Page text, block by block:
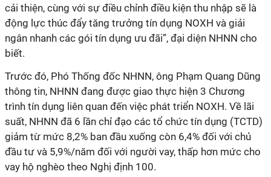
cải thiện, cùng với sự điều chỉnh điều kiện thu nhập sẽ là
động lực thúc đẩy tăng trưởng tín dụng NOXH và giải
ngân nhanh các gói tín dụng ưu đãi”, đại diện NHNN cho
biết.
Trước đó, Phó Thống đốc NHNN, ông Phạm Quang Dũng
thông tin, NHNN đang được giao thực hiện 3 Chương
trình tín dụng liên quan đến việc phát triển NOXH. Về lãi
suất, NHNN đã 6 lần chỉ đạo các tổ chức tín dụng (TCTD)
giảm từ mức 8,2% ban đầu xuống còn 6,4% đối với chủ
đầu tư và 5,9%/năm đối với người vay, thấp hơn mức cho
vay hộ nghèo theo Nghị định 100.